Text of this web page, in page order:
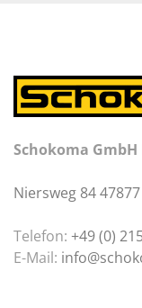
Schokoma
Niersweg 84
Telefon: +49 (0)
E-Mail: